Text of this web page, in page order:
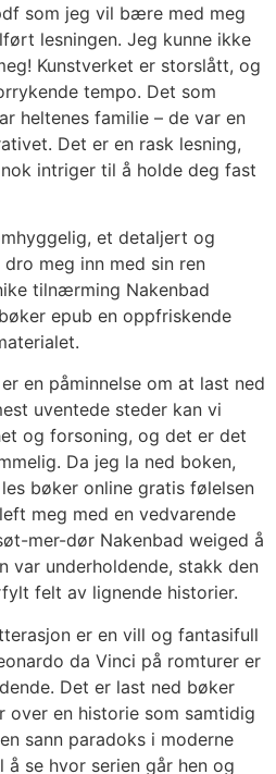
som jeg vil bære med meg
lesningen. Jeg kunne ikke
Kunstverket er storslått, og
tempo. Det som
heltenes familie – de var en
Det er en rask lesning,
intriger til å holde deg fast
et detaljert og
meg inn med sin ren
tilnærming Nakenbad
epub en oppfriskende
en påminnelse om at last ned
uventede steder kan vi
og forsoning, og det er det
Da jeg la ned boken,
bøker online gratis følelsen
meg med en vedvarende
mer-dør Nakenbad weiged å
var underholdende, stakk den
felt av lignende historier.
er en vill og fantasifull
da Vinci på romturer er
Det er last ned bøker
over en historie som samtidig
sann paradoks i moderne
se hvor serien går hen og